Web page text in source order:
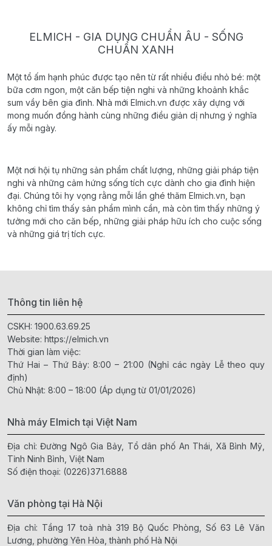
ELMICH - GIA DỤNG CHUẨN ÂU - SỐNG
CHUẨN XANH
Một tổ ấm hạnh phúc được tạo nên từ rất nhiều điều nhỏ bé: một
bữa cơm ngon, một căn bếp tiện nghi và những khoảnh khắc
sum vầy bên gia đình. Nhà mới Elmich.vn được xây dựng với
mong muốn đồng hành cùng những điều giản dị nhưng ý nghĩa
ấy mỗi ngày.
Một nơi hội tụ những sản phẩm chất lượng, những giải pháp tiện
nghi và những cảm hứng sống tích cực dành cho gia đình hiện
đại. Chúng tôi hy vọng rằng mỗi lần ghé thăm Elmich.vn, bạn
không chỉ tìm thấy sản phẩm mình cần, mà còn tìm thấy những ý
tưởng mới cho căn bếp, những giải pháp hữu ích cho cuộc sống
và những giá trị tích cực.
Thông tin liên hệ
CSKH: 1900.63.69.25
Website: https://elmich.vn
Thời gian làm việc:
Thứ Hai – Thứ Bảy: 8:00 – 21:00 (Nghỉ các ngày Lễ theo quy
định)
Chủ Nhật: 8:00 – 18:00 (Áp dụng từ 01/01/2026)
Nhà máy Elmich tại Việt Nam
Địa chỉ: Đường Ngô Gia Bảy, Tổ dân phố An Thái, Xã Bình Mỹ,
Tỉnh Ninh Bình, Việt Nam
Số điện thoại: (0226)371.6888
Văn phòng tại Hà Nội
Địa chỉ: Tầng 17 toà nhà 319 Bộ Quốc Phòng, Số 63 Lê Văn
Lương, phường Yên Hòa, thành phố Hà Nội